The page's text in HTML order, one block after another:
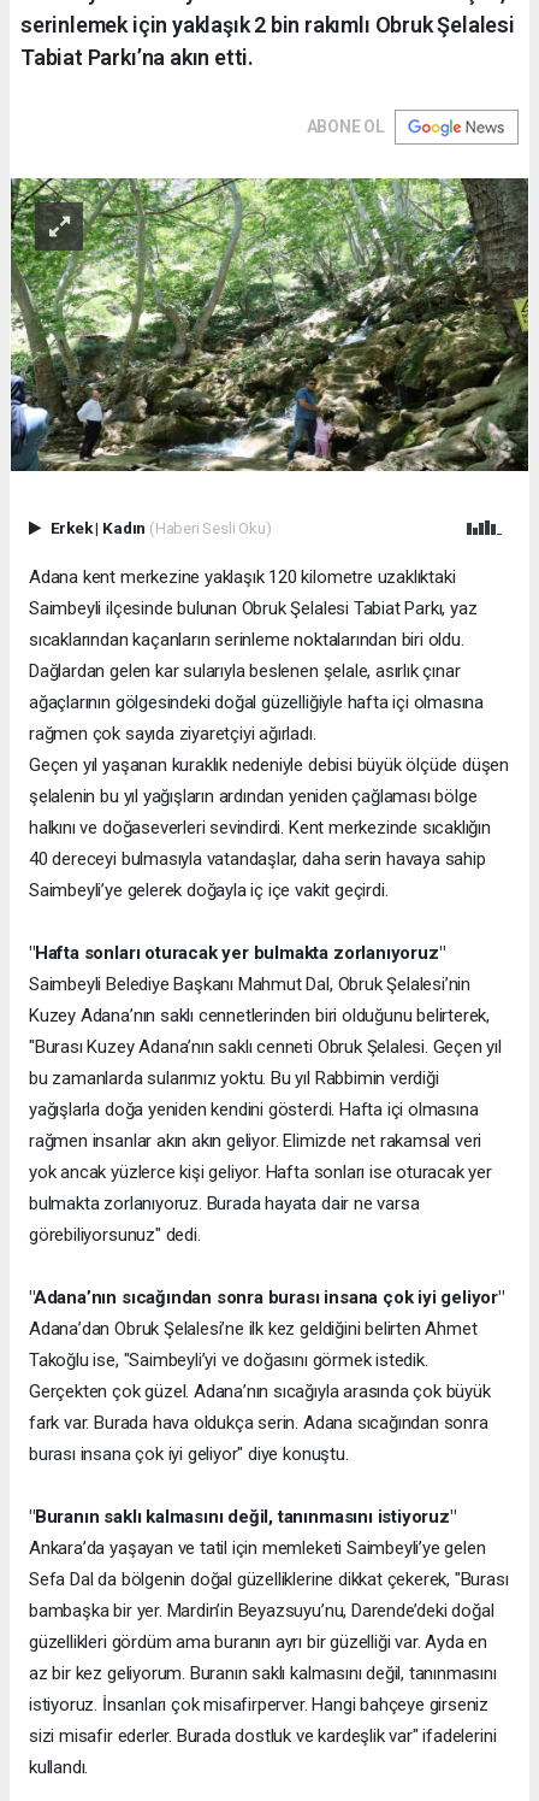
serinlemek için yaklaşık 2 bin rakımlı Obruk Şelalesi
Tabiat Parkı’na akın etti.
ABONE OL
Erkek| Kadın (Haberi Sesli Oku)
Adana kent merkezine yaklaşık 120 kilometre uzaklıktaki
Saimbeyli ilçesinde bulunan Obruk Şelalesi Tabiat Parkı, yaz
sıcaklarından kaçanların serinleme noktalarından biri oldu.
Dağlardan gelen kar sularıyla beslenen şelale, asırlık çınar
ağaçlarının gölgesindeki doğal güzelliğiyle hafta içi olmasına
rağmen çok sayıda ziyaretçiyi ağırladı.
Geçen yıl yaşanan kuraklık nedeniyle debisi büyük ölçüde düşen
şelalenin bu yıl yağışların ardından yeniden çağlaması bölge
halkını ve doğaseverleri sevindirdi. Kent merkezinde sıcaklığın
40 dereceyi bulmasıyla vatandaşlar, daha serin havaya sahip
Saimbeyli’ye gelerek doğayla iç içe vakit geçirdi.
"Hafta sonları oturacak yer bulmakta zorlanıyoruz"
Saimbeyli Belediye Başkanı Mahmut Dal, Obruk Şelalesi’nin
Kuzey Adana’nın saklı cennetlerinden biri olduğunu belirterek,
"Burası Kuzey Adana’nın saklı cenneti Obruk Şelalesi. Geçen yıl
bu zamanlarda sularımız yoktu. Bu yıl Rabbimin verdiği
yağışlarla doğa yeniden kendini gösterdi. Hafta içi olmasına
rağmen insanlar akın akın geliyor. Elimizde net rakamsal veri
yok ancak yüzlerce kişi geliyor. Hafta sonları ise oturacak yer
bulmakta zorlanıyoruz. Burada hayata dair ne varsa
görebiliyorsunuz" dedi.
"Adana’nın sıcağından sonra burası insana çok iyi geliyor"
Adana’dan Obruk Şelalesi’ne ilk kez geldiğini belirten Ahmet
Takoğlu ise, "Saimbeyli’yi ve doğasını görmek istedik.
Gerçekten çok güzel. Adana’nın sıcağıyla arasında çok büyük
fark var. Burada hava oldukça serin. Adana sıcağından sonra
burası insana çok iyi geliyor" diye konuştu.
"Buranın saklı kalmasını değil, tanınmasını istiyoruz"
Ankara’da yaşayan ve tatil için memleketi Saimbeyli’ye gelen
Sefa Dal da bölgenin doğal güzelliklerine dikkat çekerek, "Burası
bambaşka bir yer. Mardin’in Beyazsuyu’nu, Darende’deki doğal
güzellikleri gördüm ama buranın ayrı bir güzelliği var. Ayda en
az bir kez geliyorum. Buranın saklı kalmasını değil, tanınmasını
istiyoruz. İnsanları çok misafirperver. Hangi bahçeye girseniz
sizi misafir ederler. Burada dostluk ve kardeşlik var" ifadelerini
kullandı.